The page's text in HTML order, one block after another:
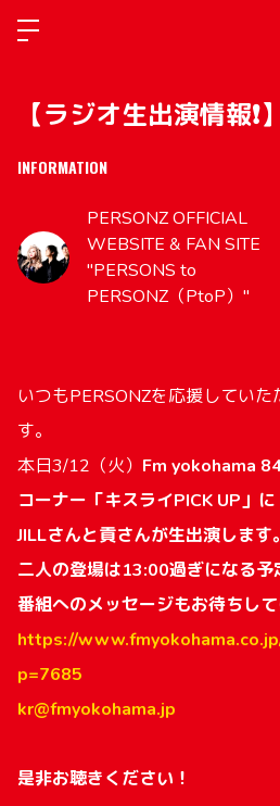
【ラジオ生出演情報❗️】
INFORMATION
PERSONZ OFFICIAL
WEBSITE & FAN SITE
"PERSONS to
PERSONZ（PtoP）"
いつもPERSONZを応援してい
す。
本日3/12（火） Fm yokohama
コーナー「キスライPICK UP」に
JILLさんと貢さんが生出演します。
二人の登場は13:00過ぎになる予
番組へのメッセージもお待ちして
https://
p=7685
kr@fmyokohama.jp
是非お聴きください！